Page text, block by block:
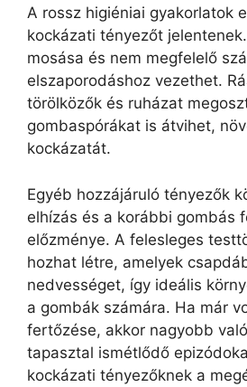
A rossz higiéniai gyakorlatok
kockázati tényezőt
mosása és nem megfelelő
elszaporodáshoz vezethet.
törölközők és ruházat
gombaspórákat is átvihet,
kockázatát.
Egyéb hozzájáruló tényezők
elhízás és a korábbi gombás
előzménye. A felesleges
hozhat létre, amelyek
nedvességet, így ideális
a gombák számára. Ha már
fertőzése, akkor nagyobb
tapasztal ismétlődő
kockázati tényezőknek a